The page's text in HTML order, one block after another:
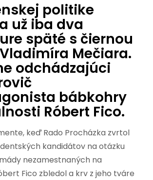
politike
už iba dva
späté s čiernou
Mečiara.
odchádzajúci
bábkohry
Róbert Fico.
keď Rado Procházka zvrtol
kandidátov na otázku
nezamestnaných na
Fico zbledol a krv z jeho tváre